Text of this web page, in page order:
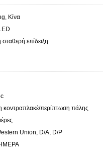
Κίνα
επίδειξη
κοντραπλακέ/περίπτωση πάλης
Union, D/A, D/P